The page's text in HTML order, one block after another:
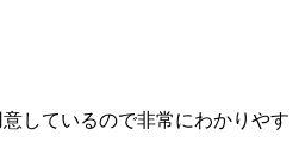
しているので非常にわかりやす